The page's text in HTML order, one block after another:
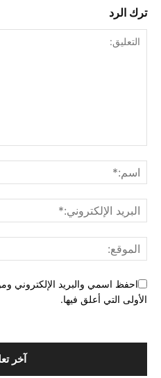
ترك الرد
احفظ اسمي والبريد الإلكتروني
الأولى التي أعلق فيها.